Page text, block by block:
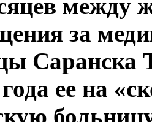
между
за
Саранска
ее на